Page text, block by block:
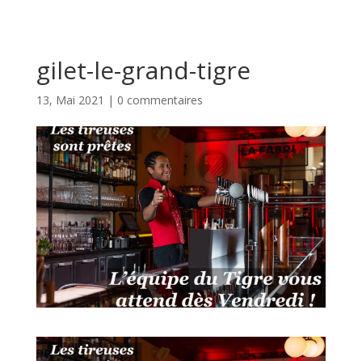
gilet-le-grand-tigre
13, Mai 2021 | 0 commentaires